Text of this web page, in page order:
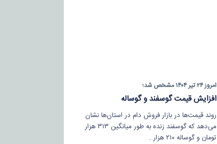
امروز ۲۴ تیر ۱۴۰۴ مشخص شد؛
افزایش قیمت گوسفند و گوساله
روند قیمت‌ها در بازار فروش دام در استان‌ها نشان
می‌دهد که گوسفند زنده به طور میانگین ۳۱۳ هزار
تومان و گوساله ۲۱۰ هزار…